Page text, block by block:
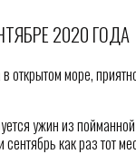
2020 ГОДА
в открытом море,
ужин из
как раз тот